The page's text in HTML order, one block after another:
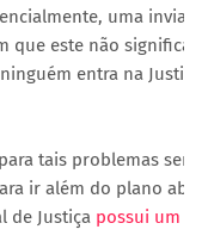
uma
que este não
entra na
tais problemas
ir além do plano
de Justiça possui um